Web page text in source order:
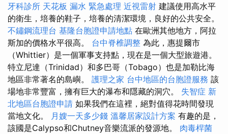
牙科診所 天花板 漏水 緊急處理 近視雷射 建議使用高水平
的衛生，培養的鞋子，培養的清潔環境，良好的公共安全。
不鏽鋼流理台 基隆台胞證申請地點 在歐洲其他地方，阿拉
斯加的價格水平很高。 台中脊椎調整 為此，惠提爾市
（Whittier）是一個軍事支持點，現在是一個大型旅遊港。
特立尼達（Trinidad）和多巴哥（Tobago）也是加勒比海
地區非常著名的島嶼。 護理之家 台中地區的台胞證服務 該
場地非常豐富，擁有巨大的瀑布和隱藏的洞穴。 失智症 新
北地區台胞證申請 如果我們在這裡，絕對值得花時間發現
當地文化。
月嫂一天多少錢 溫馨居家設計方案 有趣的是，
該國是Calypso和Chutney音樂流派的發源地。 肉毒桿菌